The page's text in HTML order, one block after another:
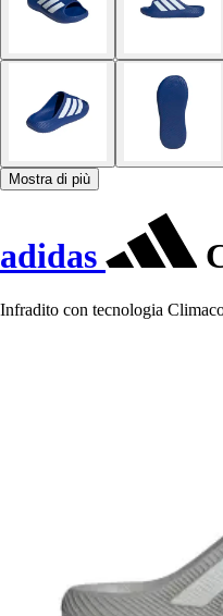
Mostra di più
adidas
Infradito con tecnologia